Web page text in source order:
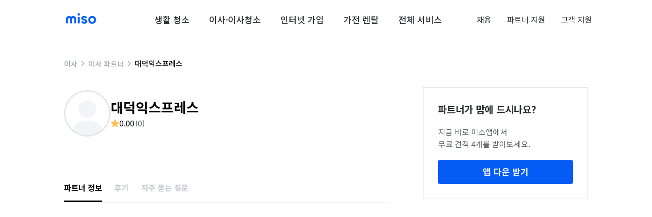
생활 청소 이사·이사청소 인터넷 가입 가전 렌탈 전체 서비스 채용 파트너 지원 고객 지원
이사 이사 파트너 대덕익스프레스
대덕익스프레스
0.00(0)
파트너 정보 후기 자주 묻는 질문
파트너가 맘에 드시나요?
지금 바로 미소앱에서
무료 견적 4개를 받아보세요.
앱 다운 받기